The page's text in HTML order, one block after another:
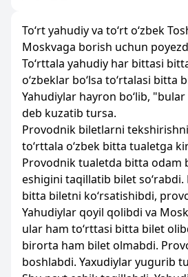
To‘rt yahudiy va to‘rt o‘zbek
Moskvaga borish uchun
To‘rttala yahudiy har bittasi
o‘zbeklar bo‘lsa to‘rtalasi bitta
Yahudiylar hayron bo‘lib,
deb kuzatib tursa.
Provodnik biletlarni
to‘rttala o‘zbek bitta tualetga
Provodnik tualetda bitta odam
eshigini taqillatib bilet so‘rabdi.
bitta biletni ko‘rsatishibdi,
Yahudiylar qoyil qolibdi va
ular ham to‘rttasi bitta bilet
birorta ham bilet olmabdi.
boshlabdi. Yaxudiylar yugurib